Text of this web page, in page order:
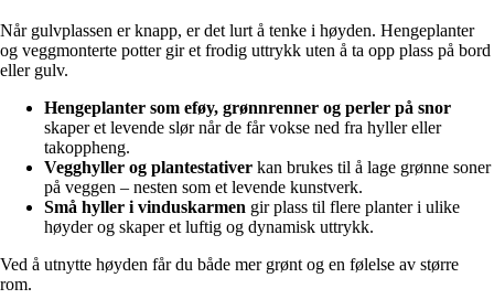
Når gulvplassen er knapp, er det lurt å tenke i høyden. Hengeplanter
og veggmonterte potter gir et frodig uttrykk uten å ta opp plass på bord
eller gulv.
Hengeplanter som eføy, grønnrenner og perler på snor
skaper et levende slør når de får vokse ned fra hyller eller
takoppheng.
Vegghyller og plantestativer kan brukes til å lage grønne soner
på veggen – nesten som et levende kunstverk.
Små hyller i vinduskarmen gir plass til flere planter i ulike
høyder og skaper et luftig og dynamisk uttrykk.
Ved å utnytte høyden får du både mer grønt og en følelse av større
rom.